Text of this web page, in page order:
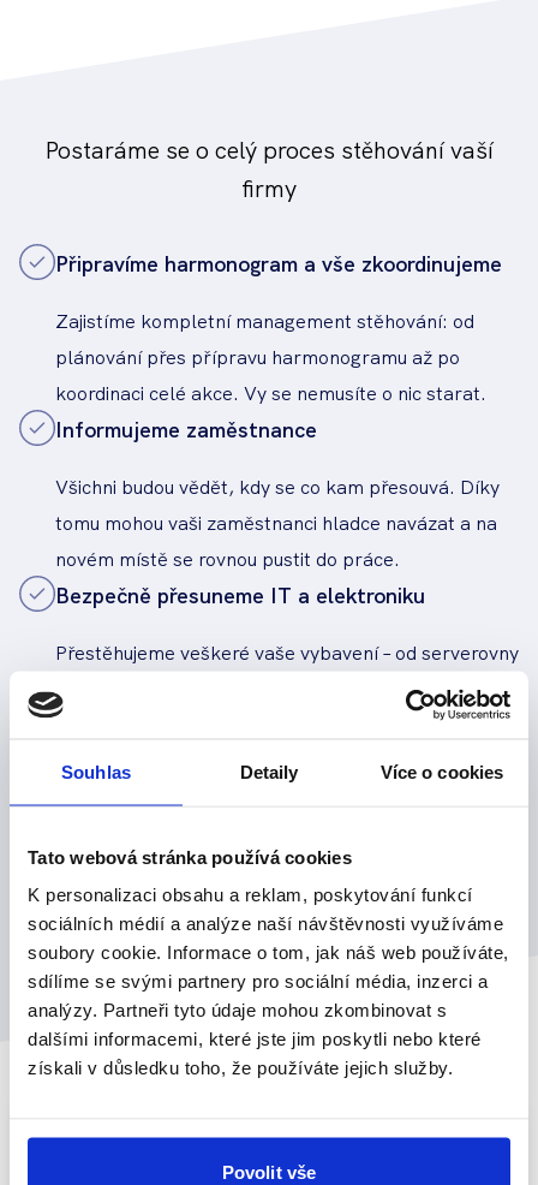
Souhlas Detaily Více o cookies
Tato webová stránka používá cookies
K personalizaci obsahu a reklam, poskytování funkcí
sociálních médií a analýze naší návštěvnosti využíváme
soubory cookie. Informace o tom, jak náš web používáte,
sdílíme se svými partnery pro sociální média, inzerci a
analýzy. Partneři tyto údaje mohou zkombinovat s
dalšími informacemi, které jste jim poskytli nebo které
získali v důsledku toho, že používáte jejich služby.
Povolit vše
Postaráme se o celý proces stěhování vaší
firmy
Připravíme harmonogram a vše zkoordinujeme
Zajistíme kompletní management stěhování: od
plánování přes přípravu harmonogramu až po
koordinaci celé akce. Vy se nemusíte o nic starat.
Informujeme zaměstnance
Všichni budou vědět, kdy se co kam přesouvá. Díky
tomu mohou vaši zaměstnanci hladce navázat a na
novém místě se rovnou pustit do práce.
Bezpečně přesuneme IT a elektroniku
Přestěhujeme veškeré vaše vybavení – od serverovny
až po poslední flash disk. Elektroniku citlivě
převezeme, vybalíme a rovnou také zapojíme.
Zajistíme zábory na parkování
lokalitě. Víme, kdy je nutné o zábor žádat i jak
postupovat při jednání s úřady.